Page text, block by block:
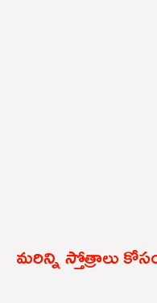
మరిన్ని స్తోత్రాలు